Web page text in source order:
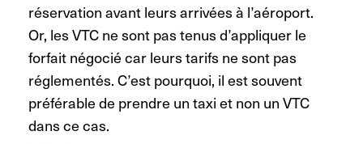
réservation avant leurs arrivées à l’aéroport.
Or, les VTC ne sont pas tenus d’appliquer le
forfait négocié car leurs tarifs ne sont pas
réglementés. C’est pourquoi, il est souvent
préférable de prendre un taxi et non un VTC
dans ce cas.